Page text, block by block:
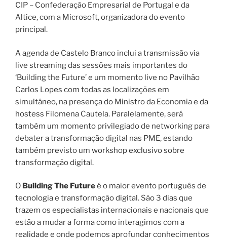
CIP – Confederação Empresarial de Portugal e da
Altice, com a Microsoft, organizadora do evento
principal.
A agenda de Castelo Branco inclui a transmissão via
live streaming das sessões mais importantes do
‘Building the Future’ e um momento live no Pavilhão
Carlos Lopes com todas as localizações em
simultâneo, na presença do Ministro da Economia e da
hostess Filomena Cautela. Paralelamente, será
também um momento privilegiado de networking para
debater a transformação digital nas PME, estando
também previsto um workshop exclusivo sobre
transformação digital.
O Building The Futureé o maior evento português de
tecnologia e transformação digital. São 3 dias que
trazem os especialistas internacionais e nacionais que
estão a mudar a forma como interagimos com a
realidade e onde podemos aprofundar conhecimentos